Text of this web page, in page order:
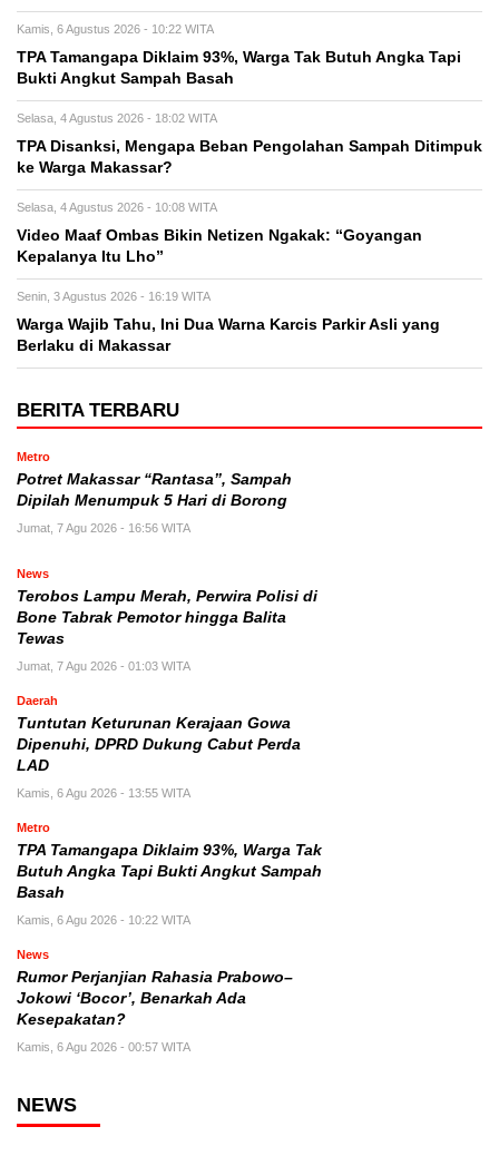
Kamis, 6 Agustus 2026 - 10:22 WITA
TPA Tamangapa Diklaim 93%, Warga Tak Butuh Angka Tapi
Bukti Angkut Sampah Basah
Selasa, 4 Agustus 2026 - 18:02 WITA
TPA Disanksi, Mengapa Beban Pengolahan Sampah Ditimpuk
ke Warga Makassar?
Selasa, 4 Agustus 2026 - 10:08 WITA
Video Maaf Ombas Bikin Netizen Ngakak: “Goyangan
Kepalanya Itu Lho”
Senin, 3 Agustus 2026 - 16:19 WITA
Warga Wajib Tahu, Ini Dua Warna Karcis Parkir Asli yang
Berlaku di Makassar
BERITA TERBARU
Metro
Potret Makassar “Rantasa”, Sampah
Dipilah Menumpuk 5 Hari di Borong
Jumat, 7 Agu 2026 - 16:56 WITA
News
Terobos Lampu Merah, Perwira Polisi di
Bone Tabrak Pemotor hingga Balita
Tewas
Jumat, 7 Agu 2026 - 01:03 WITA
Daerah
Tuntutan Keturunan Kerajaan Gowa
Dipenuhi, DPRD Dukung Cabut Perda
LAD
Kamis, 6 Agu 2026 - 13:55 WITA
Metro
TPA Tamangapa Diklaim 93%, Warga Tak
Butuh Angka Tapi Bukti Angkut Sampah
Basah
Kamis, 6 Agu 2026 - 10:22 WITA
News
Rumor Perjanjian Rahasia Prabowo–
Jokowi ‘Bocor’, Benarkah Ada
Kesepakatan?
Kamis, 6 Agu 2026 - 00:57 WITA
NEWS